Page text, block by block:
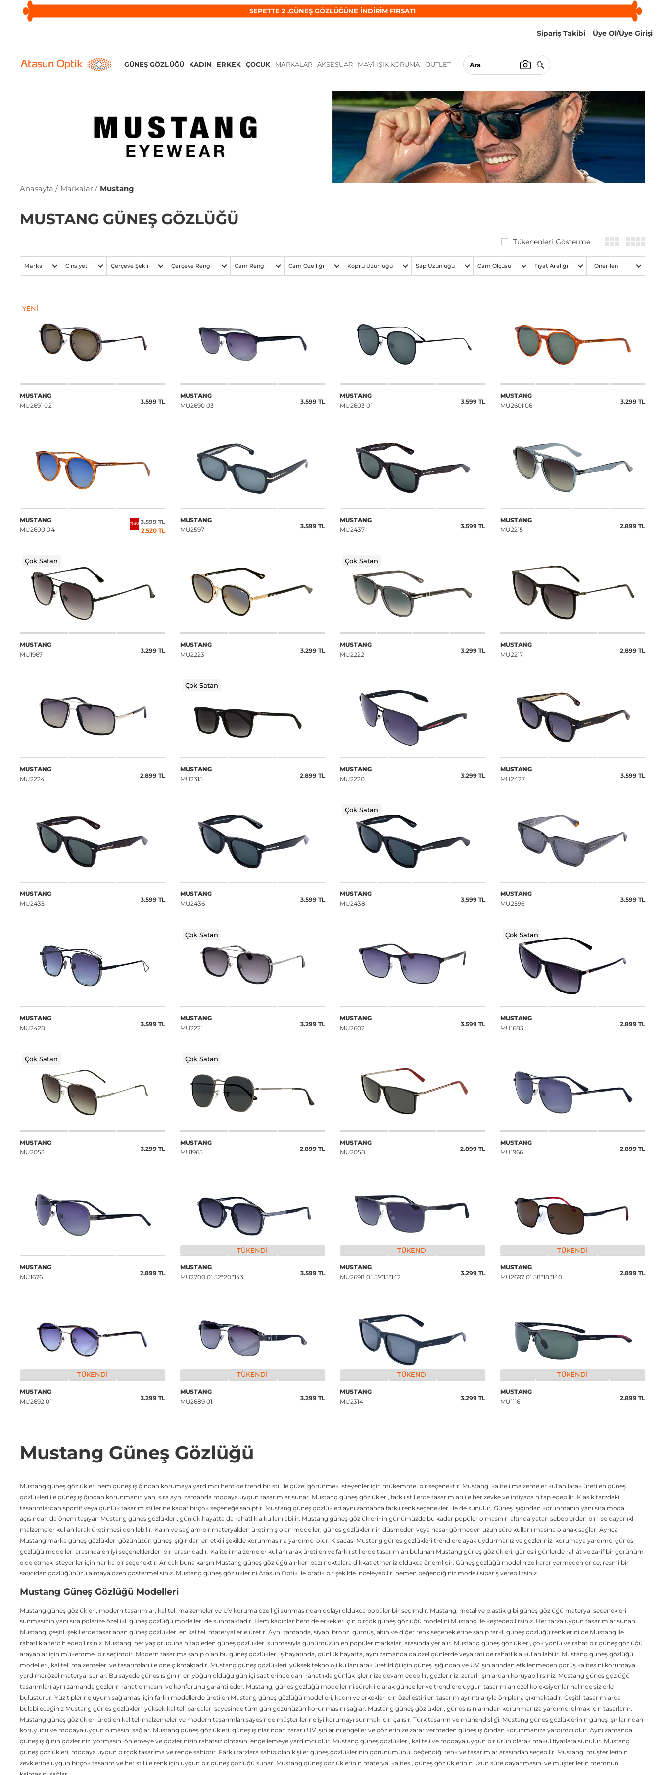
SEPETTE 2 .GÜNEŞ GÖZLÜĞÜNE İNDİRİM FIRSATI
Sipariş Takibi Üye Ol/Üye Girişi
GÜNEŞ GÖZLÜĞÜ KADIN ERKEK ÇOCUK MARKALAR AKSESUAR MAVI IŞIK KORUMA OUTLET
Anasayfa / Markalar / Mustang
MUSTANG GÜNEŞ GÖZLÜĞÜ
Tükenenleri Gösterme
Marka Cinsiyet Çerçeve Şekli Çerçeve Rengi Cam Rengi Cam Özelliği Köprü Uzunluğu Sap Uzunluğu Cam Ölçüsü Fiyat Aralığı Önerilen
YENI
MUSTANG
MU2691 02
3.599 TL
MUSTANG
MU2690 03
3.599 TL
MUSTANG
MU2603 01
3.599 TL
MUSTANG
MU2601 06
3.299 TL
MUSTANG
MU2600 04
%30 3.599 TL
2.520 TL
MUSTANG
MU2597
3.599 TL
MUSTANG
MU2437
3.599 TL
MUSTANG
MU2215
2.899 TL
Çok Satan
MUSTANG
MU1967
3.299 TL
MUSTANG
MU2223
3.299 TL
Çok Satan
MUSTANG
MU2222
3.299 TL
MUSTANG
MU2217
2.899 TL
MUSTANG
MU2224
2.899 TL
Çok Satan
MUSTANG
MU2315
2.899 TL
MUSTANG
MU2220
3.299 TL
MUSTANG
MU2427
3.599 TL
MUSTANG
MU2435
3.599 TL
MUSTANG
MU2436
3.599 TL
Çok Satan
MUSTANG
MU2438
3.599 TL
MUSTANG
MU2596
3.599 TL
MUSTANG
MU2428
3.599 TL
Çok Satan
MUSTANG
MU2221
3.299 TL
MUSTANG
MU2602
3.599 TL
Çok Satan
MUSTANG
MU1683
2.899 TL
Çok Satan
MUSTANG
MU2053
3.299 TL
Çok Satan
MUSTANG
MU1965
2.899 TL
MUSTANG
MU2058
2.899 TL
MUSTANG
MU1966
2.899 TL
MUSTANG
MU1676
2.899 TL
TÜKENDI
MUSTANG
MU2700 01 52*20*143
3.599 TL
TÜKENDI
MUSTANG
MU2698 01 59*15*142
3.299 TL
TÜKENDI
MUSTANG
MU2697 01 58*18*140
2.899 TL
TÜKENDI
MUSTANG
MU2692 01
3.299 TL
TÜKENDI
MUSTANG
MU2689 01
3.299 TL
TÜKENDI
MUSTANG
MU2314
3.299 TL
TÜKENDI
MUSTANG
MU1116
2.899 TL
Mustang Güneş Gözlüğü
Mustang güneş gözlükleri hem güneş ışığından korumaya yardımcı hem de trend bir stil ile güzel görünmek isteyenler için mükemmel bir seçenektir. Mustang, kaliteli malzemeler kullanılarak üretilen güneş
gözlükleri ile güneş ışığından korunmanın yanı sıra aynı zamanda modaya uygun tasarımlar sunar. Mustang güneş gözlükleri, farklı stillerde tasarımları ile her zevke ve ihtiyaca hitap edebilir. Klasik tarzdaki
tasarımlardan sportif veya günlük tasarım stillerine kadar birçok seçeneğe sahiptir. Mustang güneş gözlükleri aynı zamanda farklı renk seçenekleri ile de sunulur. Güneş ışığından korunmanın yanı sıra moda
açısından da önem taşıyan Mustang güneş gözlükleri, günlük hayatta da rahatlıkla kullanılabilir. Mustang güneş gözlüklerinin günümüzde bu kadar popüler olmasının altında yatan sebeplerden biri ise dayanıklı
malzemeler kullanılarak üretilmesi denilebilir. Kalın ve sağlam bir materyalden üretilmiş olan modeller, güneş gözlüklerinin düşmeden veya hasar görmeden uzun süre kullanılmasına olanak sağlar. Ayrıca
Mustang marka güneş gözlükleri gözünüzün güneş ışığından en etkili şekilde korunmasına yardımcı olur. Kısacası Mustang güneş gözlükleri trendlere ayak uydurmanız ve gözlerinizi korumaya yardımcı güneş
gözlüğü modelleri arasında en iyi seçeneklerden biri arasındadır. Kaliteli malzemeler kullanılarak üretilen ve farklı stillerde tasarımları bulunan Mustang güneş gözlükleri, güneşli günlerde rahat ve zarif bir görünüm
elde etmek isteyenler için harika bir seçenektir. Ancak buna karşın Mustang güneş gözlüğü alırken bazı noktalara dikkat etmeniz oldukça önemlidir. Güneş gözlüğü modelinize karar vermeden önce, resmi bir
satıcıdan gözlüğünüzü almaya özen göstermelisiniz. Mustang güneş gözlüklerini Atasun Optik ile pratik bir şekilde inceleyebilir, hemen beğendiğiniz modeli sipariş verebilirsiniz.
Mustang Güneş Gözlüğü Modelleri
Mustang güneş gözlükleri, modern tasarımlar, kaliteli malzemeler ve UV koruma özelliği sunmasından dolayı oldukça popüler bir seçimdir. Mustang, metal ve plastik gibi güneş gözlüğü materyal seçenekleri
sunmasının yanı sıra polarize özellikli güneş gözlüğü modelleri de sunmaktadır. Hem kadınlar hem de erkekler için birçok güneş gözlüğü modelini Mustang ile keşfedebilirsiniz. Her tarza uygun tasarımlar sunan
Mustang, çeşitli şekillerde tasarlanan güneş gözlükleri en kaliteli materyallerle üretir. Aynı zamanda, siyah, bronz, gümüş, altın ve diğer renk seçeneklerine sahip farklı güneş gözlüğü renklerini de Mustang ile
rahatlıkla tercih edebilirsiniz. Mustang, her yaş grubuna hitap eden güneş gözlükleri sunmasıyla günümüzün en popüler markaları arasında yer alır. Mustang güneş gözlükleri, çok yönlü ve rahat bir güneş gözlüğü
arayanlar için mükemmel bir seçimdir. Modern tasarıma sahip olan bu güneş gözlükleri iş hayatında, günlük hayatta, aynı zamanda da özel günlerde veya tatilde rahatlıkla kullanılabilir. Mustang güneş gözlüğü
modelleri, kaliteli malzemeleri ve tasarımları ile öne çıkmaktadır. Mustang güneş gözlükleri, yüksek teknoloji kullanılarak üretildiği için güneş ışığından ve UV ışınlarından etkilenmeden görüş kalitesini korumaya
yardımcı özel materyal sunar. Bu sayede güneş ışığının en yoğun olduğu gün içi saatlerinde dahi rahatlıkla günlük işlerinize devam edebilir, gözlerinizi zararlı ışınlardan koruyabilirsiniz. Mustang güneş gözlüğü
tasarımları aynı zamanda gözlerin rahat olmasını ve konforunu garanti eder. Mustang, güneş gözlüğü modellerini sürekli olarak günceller ve trendlere uygun tasarımları özel koleksiyonlar halinde sizlerle
buluşturur. Yüz tiplerine uyum sağlaması için farklı modellerde üretilen Mustang güneş gözlüğü modelleri, kadın ve erkekler için özelleştirilen tasarım ayrıntılarıyla ön plana çıkmaktadır. Çeşitli tasarımlarda
bulabileceğiniz Mustang güneş gözlükleri, yüksek kaliteli parçaları sayesinde tüm gün gözünüzün korunmasını sağlar. Mustang güneş gözlükleri, güneş ışınlarından korunmanıza yardımcı olmak için tasarlanır.
Mustang güneş gözlükleri üretilen kaliteli malzemeler ve modern tasarımları sayesinde müşterilerine iyi korumayı sunmak için çalışır. Türk tasarım ve mühendisliği, Mustang güneş gözlüklerinin güneş ışınlarından
koruyucu ve modaya uygun olmasını sağlar. Mustang güneş gözlükleri, güneş ışınlarından zararlı UV ışınlarını engeller ve gözlerinize zarar vermeden güneş ışığından korunmanıza yardımcı olur. Aynı zamanda,
güneş ışığının gözlerinizi yormasını önlemeye ve gözlerinizin rahatsız olmasını engellemeye yardımcı olur. Mustang güneş gözlükleri, kaliteli ve modaya uygun bir ürün olarak makul fiyatlara sunulur. Mustang
güneş gözlükleri, modaya uygun birçok tasarıma ve renge sahiptir. Farklı tarzlara sahip olan kişiler güneş gözlüklerinin görünümünü, beğendiği renk ve tasarımlar arasından seçebilir. Mustang, müşterilerinin
zevklerine uygun birçok tasarım ve her stil ile renk için uygun bir güneş gözlüğü sunar. Mustang güneş gözlüklerinin materyal kalitesi, güneş gözlüklerinin uzun süre dayanmasını ve müşterilerin memnun